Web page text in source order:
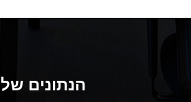
הנתונים